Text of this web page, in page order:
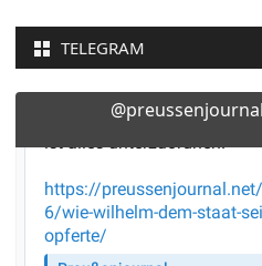
TELEGRAM
@preussenjournal